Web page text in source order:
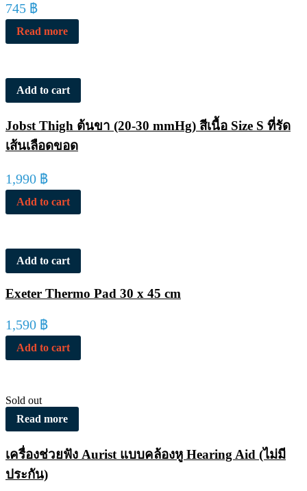
745 ฿
Read more
Add to cart
Jobst Thigh ต้นขา (20-30 mmHg) สีเนื้อ Size S ที่รัด
เส้นเลือดขอด
1,990 ฿
Add to cart
Add to cart
Exeter Thermo Pad 30 x 45 cm
1,590 ฿
Add to cart
Sold out
Read more
เครื่องช่วยฟัง Aurist แบบคล้องหู Hearing Aid (ไม่มี
ประกัน)